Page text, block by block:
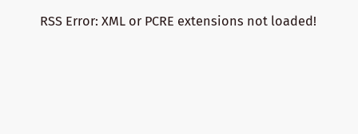
RSS Error: XML or PCRE extensions not loaded!